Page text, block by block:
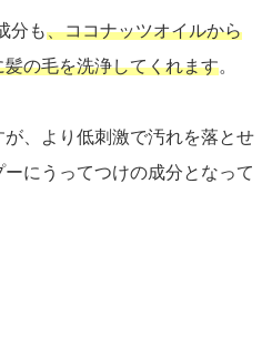
分も、ココナッツオイルから
の毛を洗浄してくれます。
、より低刺激で汚れを落とせ
にうってつけの成分となって